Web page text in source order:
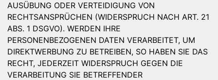
AUSÜBUNG ODER VERTEIDIGUNG VON
RECHTSANSPRÜCHEN (WIDERSPRUCH NACH ART. 21
ABS. 1 DSGVO). WERDEN IHRE
PERSONENBEZOGENEN DATEN VERARBEITET, UM
DIREKTWERBUNG ZU BETREIBEN, SO HABEN SIE DAS
RECHT, JEDERZEIT WIDERSPRUCH GEGEN DIE
VERARBEITUNG SIE BETREFFENDER